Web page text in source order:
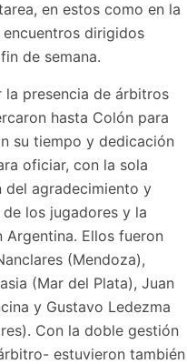
en estos como en la
dirigidos
de semana.
la presencia de árbitros
hasta Colón para
su tiempo y dedicación
oficiar, con la sola
del agradecimiento y
los jugadores y la
Argentina. Ellos fueron
(Mendoza),
(Mar del Plata), Juan
y Gustavo Ledezma
Con la doble gestión
estuvieron también